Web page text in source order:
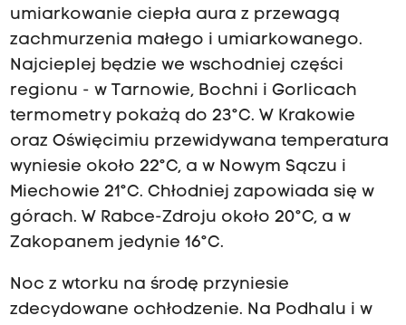
umiarkowanie ciepła aura z przewagą
zachmurzenia małego i umiarkowanego.
Najcieplej będzie we wschodniej części
regionu - w Tarnowie, Bochni i Gorlicach
termometry pokażą do 23°C. W Krakowie
oraz Oświęcimiu przewidywana temperatura
wyniesie około 22°C, a w Nowym Sączu i
Miechowie 21°C. Chłodniej zapowiada się w
górach. W Rabce-Zdroju około 20°C, a w
Zakopanem jedynie 16°C.
Noc z wtorku na środę przyniesie
zdecydowane ochłodzenie. Na Podhalu i w